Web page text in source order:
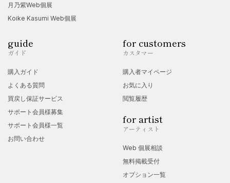
月乃紫Web個展
Koike Kasumi Web個展
guide
ガイド
購入ガイド
よくある質問
買戻し保証サービス
サポート会員様募集
サポート会員様一覧
お問い合わせ
for customers
カスタマー
購入者マイページ
お気に入り
閲覧履歴
for artist
アーティスト
Web 個展相談
無料掲載受付
オプション一覧